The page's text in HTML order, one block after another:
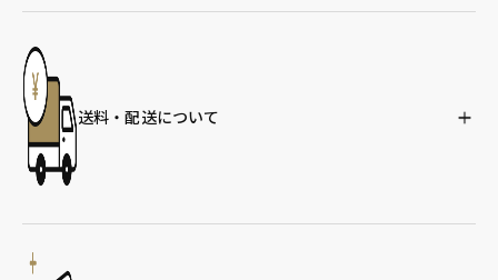
送料・配送について